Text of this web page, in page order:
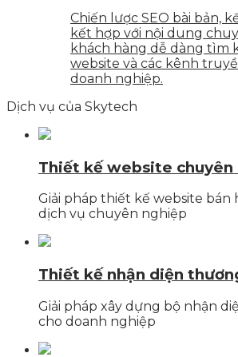
Chiến lược SEO bài bản,
kết hợp với nội dung
khách hàng dễ dàng tìm
website và các kênh
doanh nghiệp.
Dịch vụ của Skytech
Thiết kế website chuyên
Giải pháp thiết kế website bán
dịch vụ chuyên nghiệp
Thiết kế nhận diện
Giải pháp xây dựng bộ nhận
cho doanh nghiệp